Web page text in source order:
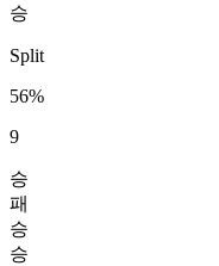
승
Split
56%
9
승
패
승
승